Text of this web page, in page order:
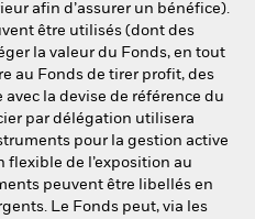
afin d’assurer un bénéfice).
être utilisés (dont des
la valeur du Fonds, en tout
au Fonds de tirer profit, des
la devise de référence du
par délégation utilisera
pour la gestion active
flexible de l’exposition au
peuvent être libellés en
Le Fonds peut, via les